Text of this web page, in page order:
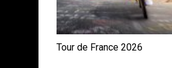
Tour de France 2026